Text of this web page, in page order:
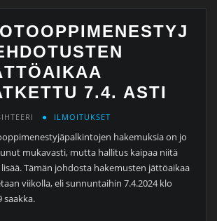
7.4. ASTI
ILMOITUKSET
hakemuksia on jo
mukavasti, mutta hallitus kaipaa niitä
Tämän johdosta hakemusten jättöaikaa
viikolla, eli sunnuntaihin 7.4.2024 klo
saakka.